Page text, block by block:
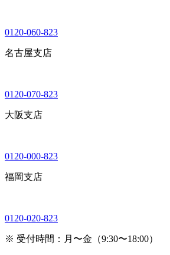
0120-060-823
名古屋支店
0120-070-823
大阪支店
0120-000-823
福岡支店
0120-020-823
※ 受付時間：月〜金（9:30〜18:00）